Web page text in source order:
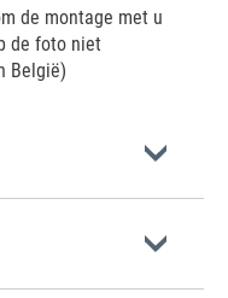
de montage met u
de foto niet
België)